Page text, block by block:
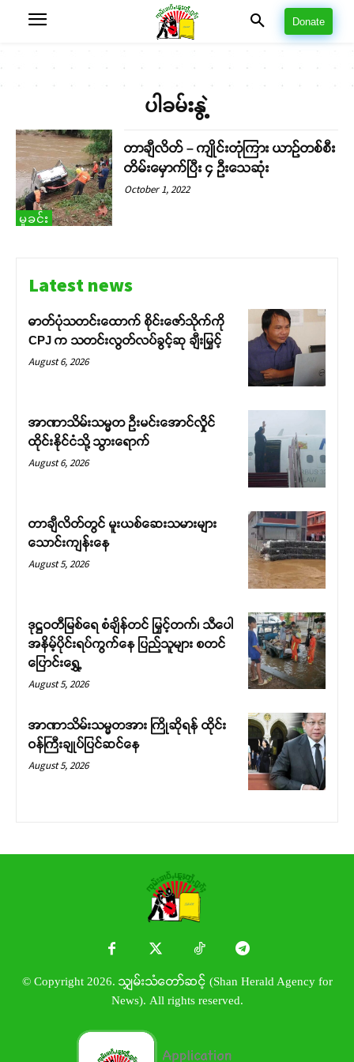
Donate
ပါခမ်းနွဲ့
မှုခင်း
တာချီလိတ် – ကျိုင်းတုံကြား ယာဉ်တစ်စီး
တိမ်းမှောက်ပြီး ၄ ဦးသေဆုံး
October 1, 2022
Latest news
ဓာတ်ပုံသတင်းထောက် စိုင်းဇော်သိုက်ကို
CPJ က သတင်းလွတ်လပ်ခွင့်ဆု ချီးမြှင့်
August 6, 2026
အာဏာသိမ်းသမ္မတ ဦးမင်းအောင်လှိုင်
ထိုင်းနိုင်ငံသို့ သွားရောက်
August 6, 2026
တာချီလိတ်တွင် မူးယစ်ဆေးသမားများ
သောင်းကျန်းနေ
August 5, 2026
ဒုဋ္ဌဝတီမြစ်ရေ စံချိန်တင် မြှင့်တက်၊ သီပေါ
အနိမ့်ပိုင်းရပ်ကွက်နေ ပြည်သူများ စတင်
ပြောင်းရွှေ့
August 5, 2026
အာဏာသိမ်းသမ္မတအား ကြိုဆိုရန် ထိုင်း
ဝန်ကြီးချုပ်ပြင်ဆင်နေ
August 5, 2026
© Copyright 2026. သျှမ်းသံတော်ဆင့် (Shan Herald Agency for
News). All rights reserved.